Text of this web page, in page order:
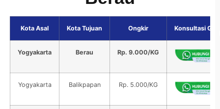
Kota Asal Kota Tujuan Ongkir Konsultasi
Yogyakarta Berau Rp. 9.000/KG
Yogyakarta Balikpapan Rp. 5.000/KG